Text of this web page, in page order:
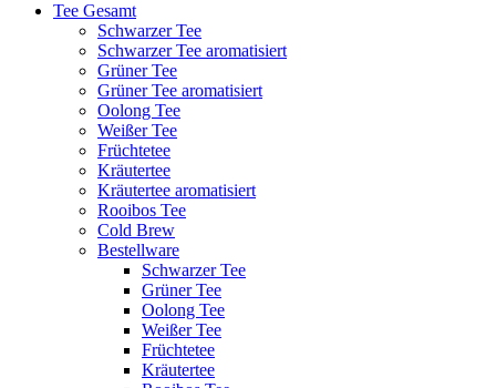
Tee Gesamt
Schwarzer Tee
Schwarzer Tee aromatisiert
Grüner Tee
Grüner Tee aromatisiert
Oolong Tee
Weißer Tee
Früchtetee
Kräutertee
Kräutertee aromatisiert
Rooibos Tee
Cold Brew
Bestellware
Schwarzer Tee
Grüner Tee
Oolong Tee
Weißer Tee
Früchtetee
Kräutertee